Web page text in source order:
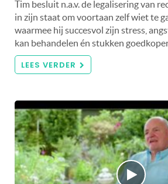
Tim besluit n.a.v. de legalisering van
in zijn staat om voortaan zelf wiet te
waarmee hij succesvol zijn stress,
kan behandelen én stukken
LEES VERDER